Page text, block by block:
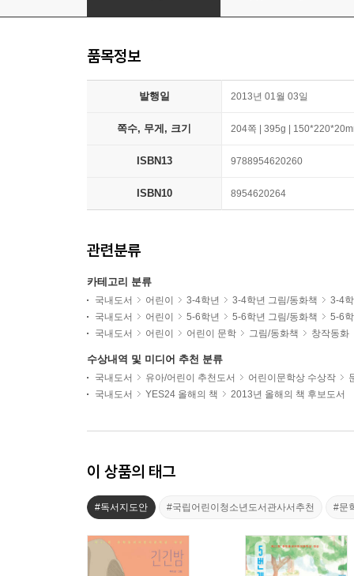
품목정보
발행일 2013년 01월 03일
쪽수, 무게, 크기 204쪽 | 395g |
ISBN13 9788954620260
ISBN10 8954620264
관련분류
카테고리 분류
국내도서 어린이 3-4학년 3-4학년 그림/동화책
3-4
국내도서
어린이 5-6학년 5-6학년 그림/동화책
5-6
국내도서
어린이 어린이 문학 그림/동화책 창작동화
수상내역 및 미디어 추천 분류
국내도서 유아/어린이 추천도서 어린이문학상 수상작
국내도서
YES24 올해의 책 2013년 올해의 책 후보도서
이 상품의 태그
#독서지도안 #국립어린이청소년도서관사서추천 #문